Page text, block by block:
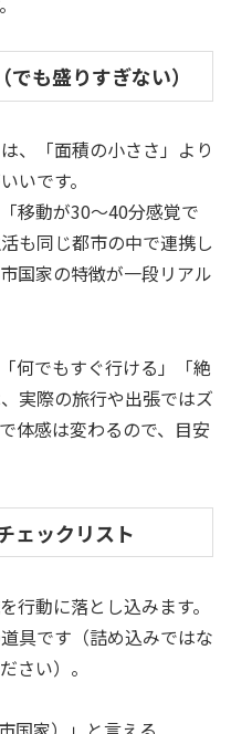
も盛りすぎない）
、「面積の小ささ」より
いです。
移動が30〜40分感覚で
も同じ都市の中で連携し
国家の特徴が一段リアル
何でもすぐ行ける」「絶
実際の旅行や出張ではズ
体感は変わるので、目安
ェックリスト
行動に落とし込みます。
具です（詰め込みではな
さい）。